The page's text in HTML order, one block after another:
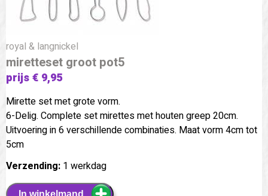
royal & langnickel
miretteset groot pot5
prijs € 9,95
Mirette set met grote vorm.
6-Delig. Complete set mirettes met houten greep 20cm.
Uitvoering in 6 verschillende combinaties. Maat vorm 4cm tot
5cm
Verzending: 1 werkdag
In winkelmand